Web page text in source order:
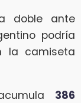
doble ante
podría
la camiseta
386